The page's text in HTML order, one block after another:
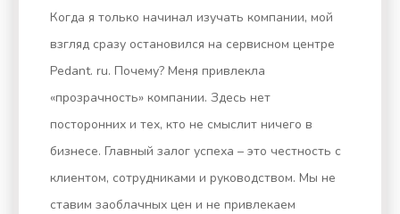
Когда я только начинал изучать компании, мой
взгляд сразу остановился на сервисном центре
Pedant. ru. Почему? Меня привлекла
«прозрачность» компании. Здесь нет
посторонних и тех, кто не смыслит ничего в
бизнесе. Главный залог успеха – это честность с
клиентом, сотрудниками и руководством. Мы не
ставим заоблачных цен и не привлекаем